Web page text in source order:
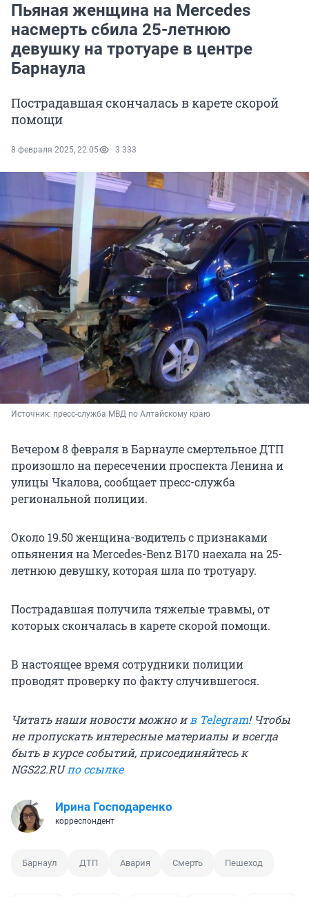
Пьяная женщина на Mercedes
насмерть сбила 25-летнюю
девушку на тротуаре в центре
Барнаула
Пострадавшая скончалась в карете скорой
помощи
8 февраля 2025, 22:05 3 333
Источник: пресс-служба МВД по Алтайскому краю
Вечером 8 февраля в Барнауле смертельное ДТП
произошло на пересечении проспекта Ленина и
улицы Чкалова, сообщает пресс-служба
региональной полиции.
Около 19.50 женщина-водитель с признаками
опьянения на Mercedes-Benz В170 наехала на 25-
летнюю девушку, которая шла по тротуару.
Пострадавшая получила тяжелые травмы, от
которых скончалась в карете скорой помощи.
В настоящее время сотрудники полиции
проводят проверку по факту случившегося.
Читать наши новости можно и в Telegram! Чтобы
не пропускать интересные материалы и всегда
быть в курсе событий, присоединяйтесь к
NGS22.RUпо ссылке
Ирина Господаренко
корреспондент
Барнаул ДТП Авария Смерть Пешеход